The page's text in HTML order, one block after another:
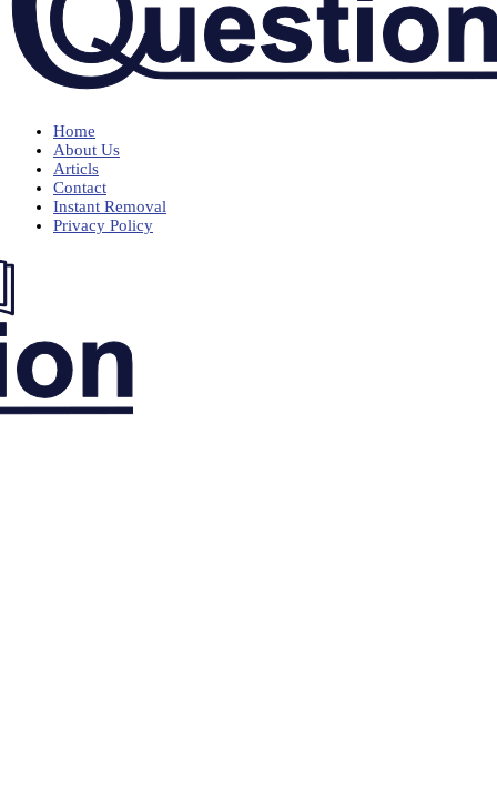
Home
About Us
Articls
Contact
Instant Removal
Privacy Policy